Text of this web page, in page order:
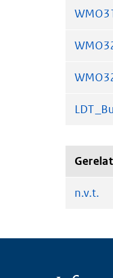
n.v.t.